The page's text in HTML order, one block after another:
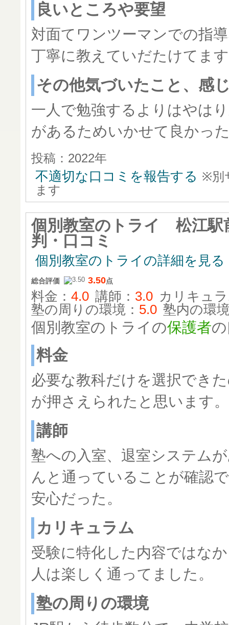
良いところや要望
対面てワンツーマンでの指
丁寧に教えていだたけてます
その他気づいたこと、感
一人で勉強するよりはやは
があるためいかせて良かっ
投稿：2022年
不適切な口コミを報告する ※別
ます
個別教室のトライ 松江駅
判・口コミ
個別教室のトライの詳細を見る
総合評価 3.50点
料金： 4.0 講師： 3.0 カリキュ
塾の周りの環境： 5.0 塾内の環
個別教室のトライの保護者
料金
必要な教科だけを選択でき
が押さえられたと思います。
講師
塾への入室、退室システム
んと通っていることが確認
安心だった。
カリキュラム
受験に特化した内容ではな
人は楽しく通ってました。
塾の周りの環境